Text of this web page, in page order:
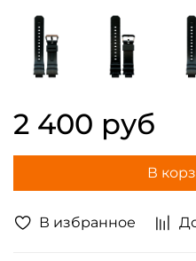
В избранное
2 400 руб
В